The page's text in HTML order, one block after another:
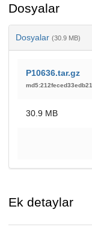
Dosyalar
Dosyalar (30.9 MB)
P10636.tar.gz
30.9 MB
Ek detaylar